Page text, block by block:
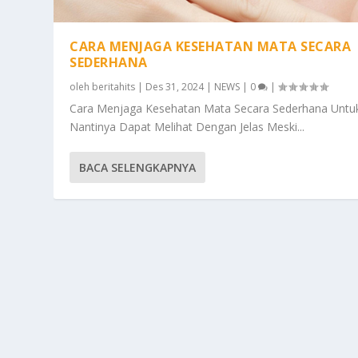
CARA MENJAGA KESEHATAN MATA SECARA
SEDERHANA
oleh beritahits | Des 31, 2024| NEWS | 0 |
Cara Menjaga Kesehatan Mata Secara Sederhana
Nantinya Dapat Melihat Dengan Jelas Meski...
BACA SELENGKAPNYA